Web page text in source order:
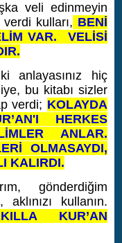
veli edinmeyin
kulları, BENİ
VAR.
VELİSİ
anlayasınız hiç
bu kitabı sizler
verdi; KOLAYDA
HERKES
ANLAR.
OLMASAYDI,
KALIRDI.
gönderdiğim
kullanın.
KUR’AN